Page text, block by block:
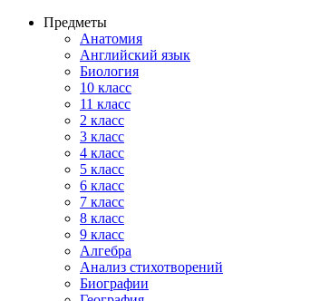
Предметы
Анатомия
Английский язык
Биология
10 класс
11 класс
2 класс
3 класс
4 класс
5 класс
6 класс
7 класс
8 класс
9 класс
Алгебра
Анализ стихотворений
Биографии